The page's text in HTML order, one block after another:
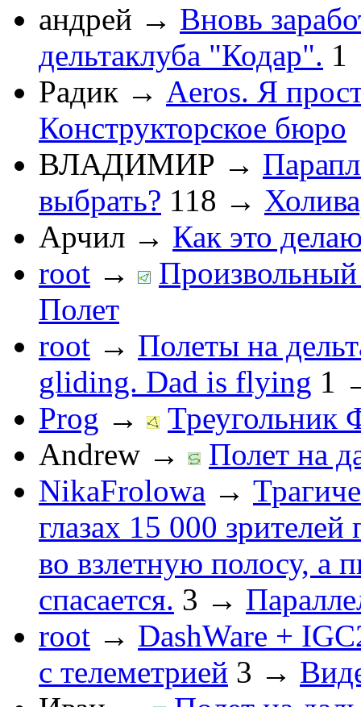
андрей → Вновь
дельтаклуба "Кодар". 1
Радик → Aeros. Я
Конструкторское бюро
ВЛАДИМИР →
выбрать? 118 →
Арчил → Как это
root →
Полет
root → Полеты на
gliding. Dad is flying 1
Prog →
Andrew →
Полет на
NikaFrolowa →
глазах 15 000
во взлетную полосу, а
спасается. 3 →
root → DashWare +
с телеметрией 3 →